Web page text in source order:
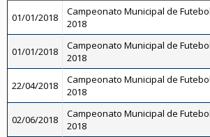
01/01/2018
Campeonato Municipal de
2018
01/01/2018
Campeonato Municipal de
2018
22/04/2018
Campeonato Municipal de
2018
02/06/2018
Campeonato Municipal de
2018